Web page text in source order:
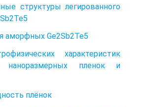
структуры легированного
аморфных Ge2Sb2Te5
характеристик
наноразмерных пленок и
плёнок